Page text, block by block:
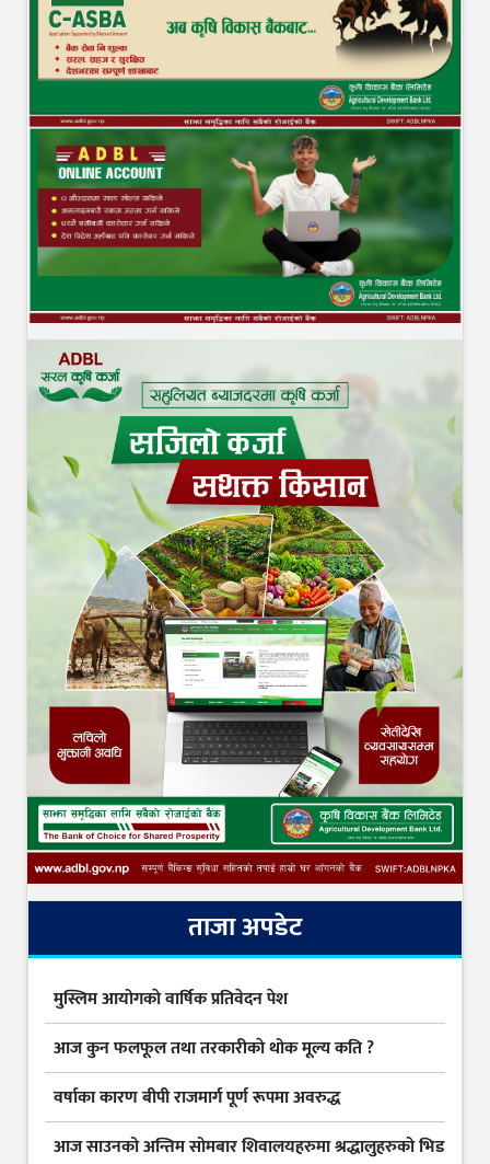
ताजा अपडेट
मुस्लिम आयोगकाे वार्षिक प्रतिवेदन पेश
आज कुन फलफूल तथा तरकारीकाे थोक मूल्य कति ?
वर्षाका कारण बीपी राजमार्ग पूर्ण रूपमा अवरुद्ध
आज साउनको अन्तिम सोमबार शिवालयहरुमा श्रद्धालुहरुको भिड